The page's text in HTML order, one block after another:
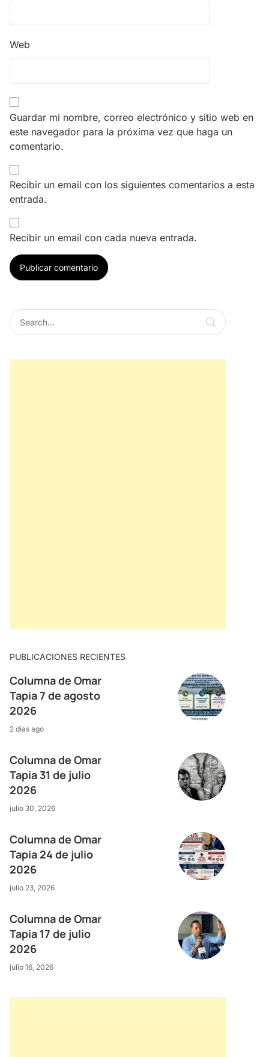
Web
Guardar mi nombre, correo electrónico y sitio web en
este navegador para la próxima vez que haga un
comentario.
Recibir un email con los siguientes comentarios a esta
entrada.
Recibir un email con cada nueva entrada.
PUBLICACIONES RECIENTES
Columna de Omar
Tapia 7 de agosto
2026
2 días ago
Columna de Omar
Tapia 31 de julio
2026
julio 30, 2026
Columna de Omar
Tapia 24 de julio
2026
julio 23, 2026
Columna de Omar
Tapia 17 de julio
2026
julio 16, 2026